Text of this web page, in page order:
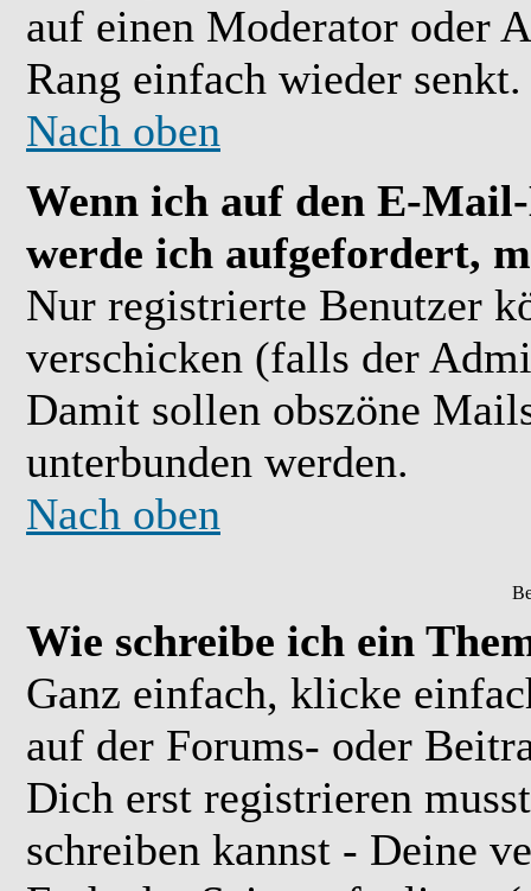
auf einen Moderator oder
Rang einfach wieder senkt.
Nach oben
Wenn ich auf den E-
werde ich aufgefordert,
Nur registrierte Benutzer
verschicken (falls der
Damit sollen obszöne
unterbunden werden.
Nach oben
Wie schreibe ich ein
Ganz einfach, klicke
auf der Forums- oder
Dich erst registrieren
schreiben kannst - Deine